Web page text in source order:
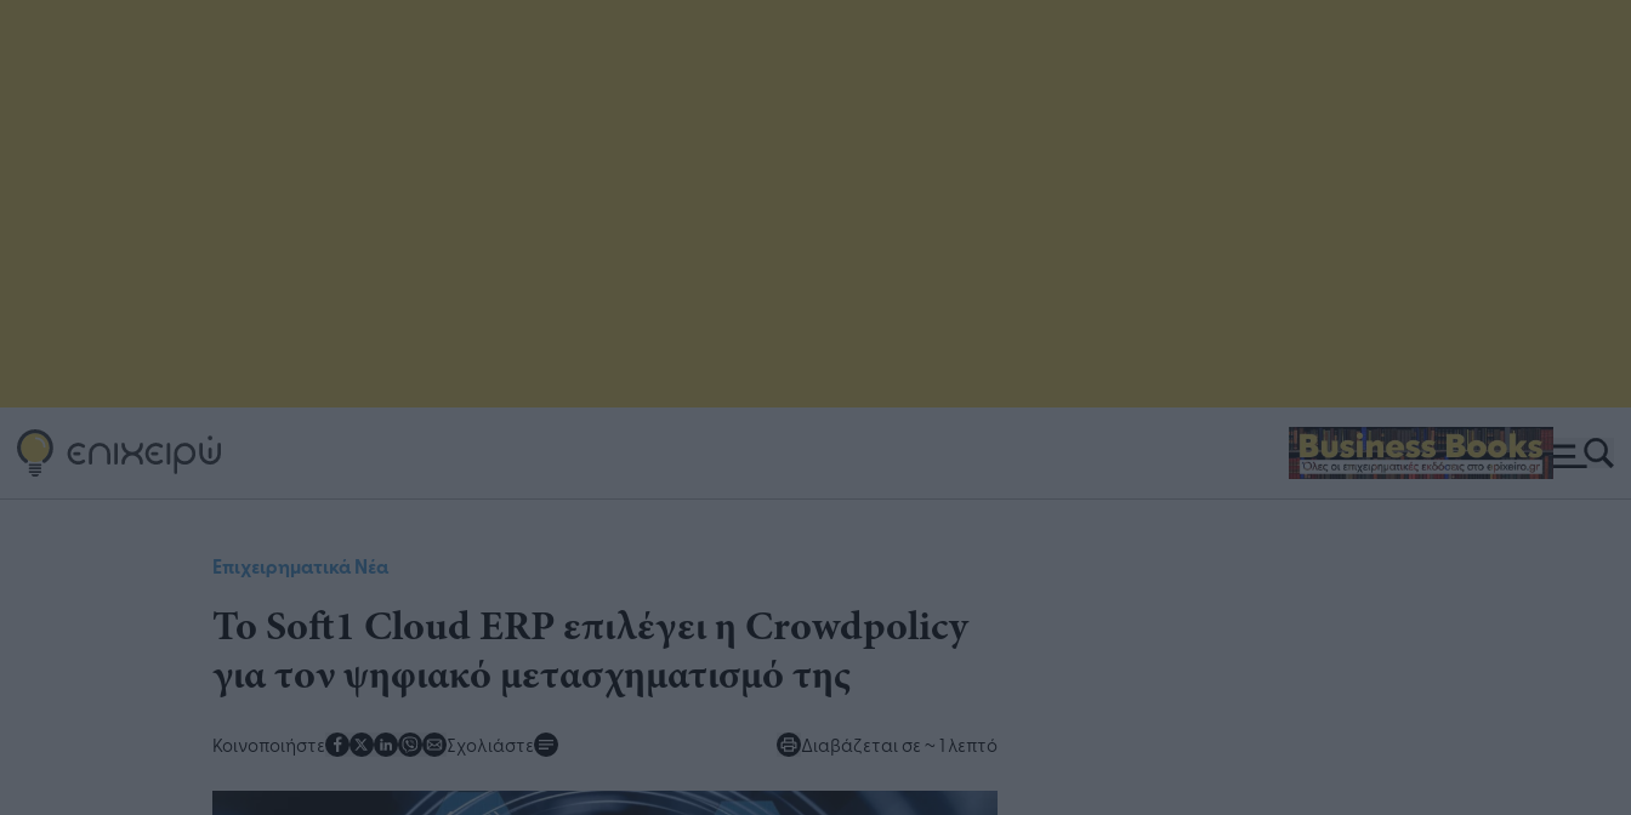
Επιχειρηματικά Νέα
​Το Soft1 Cloud ERP επιλέγει η Crowdpolicy
για τον ψηφιακό μετασχηματισμό της​
Κοινοποιήστε Σχολιάστε Διαβάζεται σε ~ 1 λεπτό